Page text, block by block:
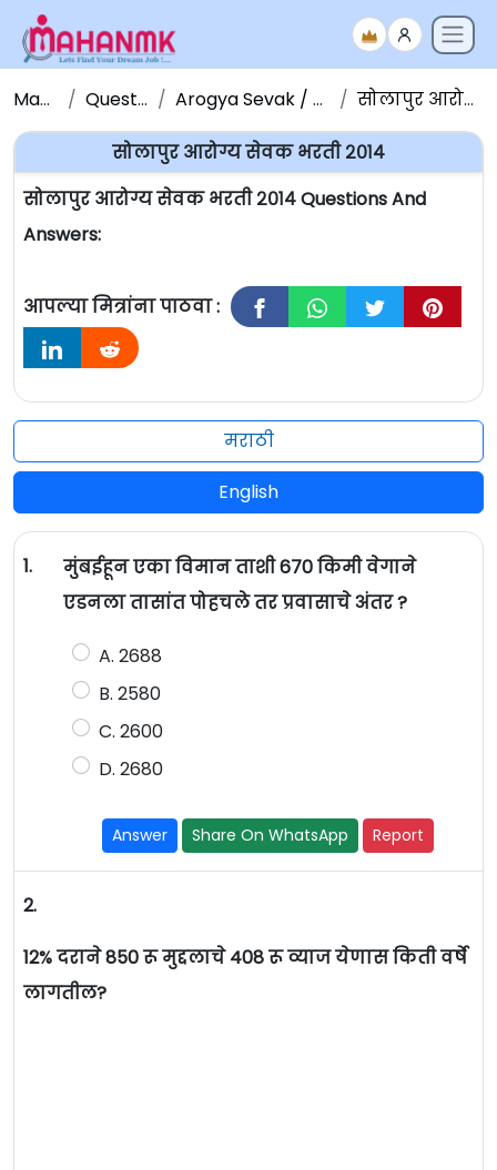
Maha NMK Question Papers Arogya Sevak / Sevika Question Paper सोलापुर आरोग्य सेवक भरती २०१४
सोलापुर आरोग्य सेवक भरती २०१४
सोलापुर आरोग्य सेवक भरती २०१४ Questions And
Answers:
आपल्या मित्रांना पाठवा :
मराठी
English
1.
मुंबईहून एका विमान ताशी 670 किमी वेगाने
एडनला तासांत पोहचले तर प्रवासाचे अंतर ?
A. 2688
B. 2580
C. 2600
D. 2680
Answer Share On WhatsApp Report
2.
12% दराने 850 रू मुद्दलाचे 408 रू व्याज येणास किती वर्षे
लागतील?